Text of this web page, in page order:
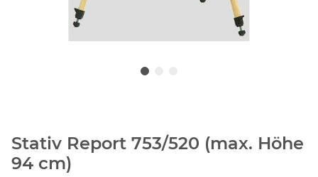
Stativ Report 753/520 (max. Höhe
94 cm)